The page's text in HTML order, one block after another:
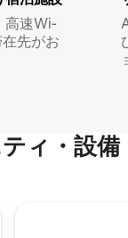
高速Wi-
先がお
ィ・設備